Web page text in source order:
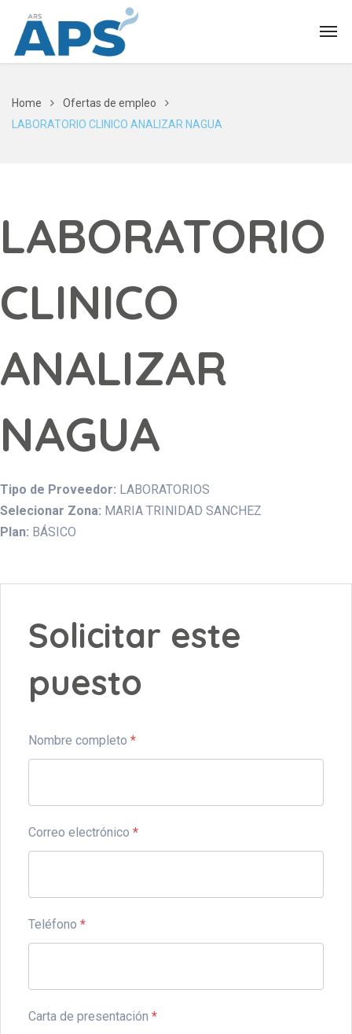
Home
Ofertas de empleo
LABORATORIO CLINICO ANALIZAR NAGUA
LABORATORIO
CLINICO
ANALIZAR
NAGUA
Tipo de Proveedor: LABORATORIOS
Selecionar Zona: MARIA TRINIDAD SANCHEZ
Plan: BÁSICO
Solicitar este
puesto
Nombre completo *
Correo electrónico *
Teléfono *
Carta de presentación *